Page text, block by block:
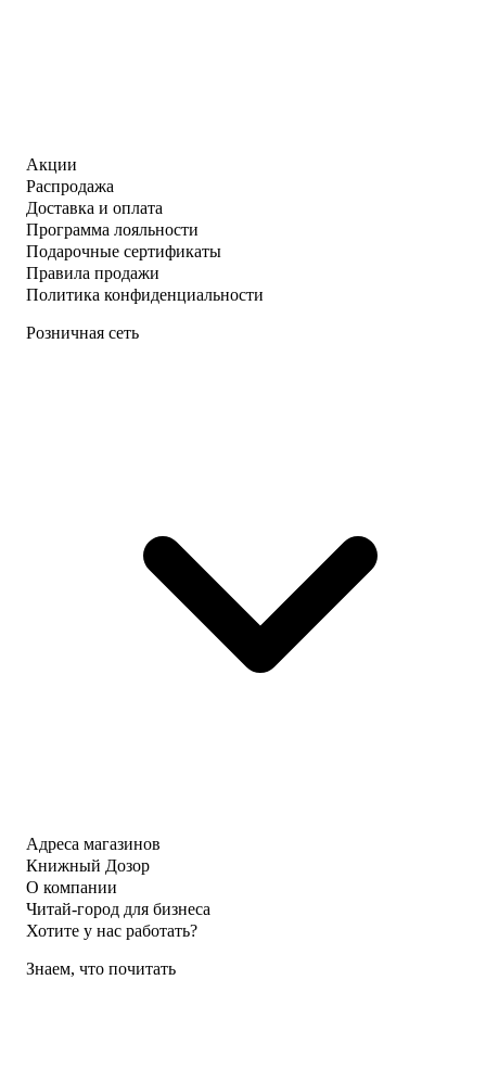
Акции
Распродажа
Доставка и оплата
Программа лояльности
Подарочные сертификаты
Правила продажи
Политика конфиденциальности
Розничная сеть
Адреса магазинов
Книжный Дозор
О компании
Читай-город для бизнеса
Хотите у нас работать?
Знаем, что почитать